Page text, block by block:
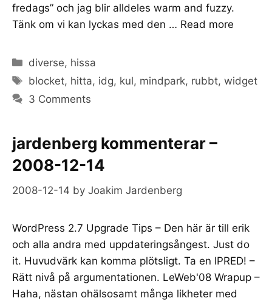
fredags” och jag blir alldeles warm and fuzzy.
Tänk om vi kan lyckas med den … Read more
Categories
diverse, hissa
Tags
blocket, hitta, idg, kul, mindpark, rubbt,widget
3 Comments
jardenberg kommenterar –
2008-12-14
2008-12-14 by Joakim Jardenberg
WordPress 2.7 Upgrade Tips – Den här är till erik
och alla andra med uppdateringsångest. Just do
it. Huvudvärk kan komma plötsligt. Ta en IPRED! –
Rätt nivå på argumentationen. LeWeb'08 Wrapup –
Haha, nästan ohälsosamt många likheter med